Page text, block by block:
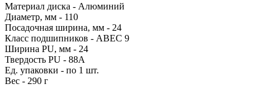
Материал диска - Алюминий
Диаметр, мм - 110
Посадочная ширина, мм - 24
Класс подшипников - ABEC 9
Ширина PU, мм - 24
Твердость PU - 88A
Ед. упаковки - по 1 шт.
Вес - 290 г